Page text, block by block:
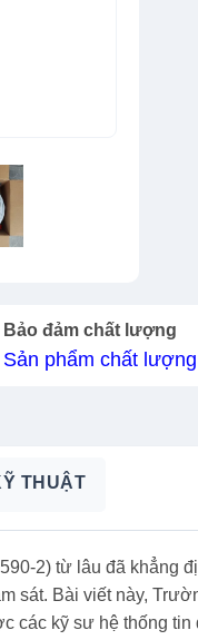
Bảo đảm chất lượng
Sản phẩm chất lượng
THUẬT
2) từ lâu đã khẳng
sát. Bài viết này,
các kỹ sư hệ thống tin